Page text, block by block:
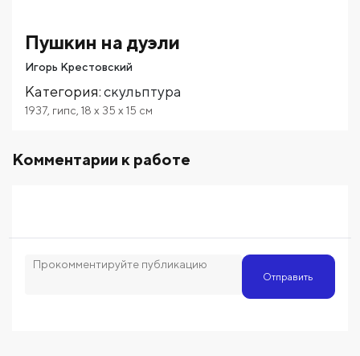
Пушкин на дуэли
Игорь Крестовский
Категория:скульптура
1937 гипс 18 x 35 x 15 см
Комментарии к работе
Отправить